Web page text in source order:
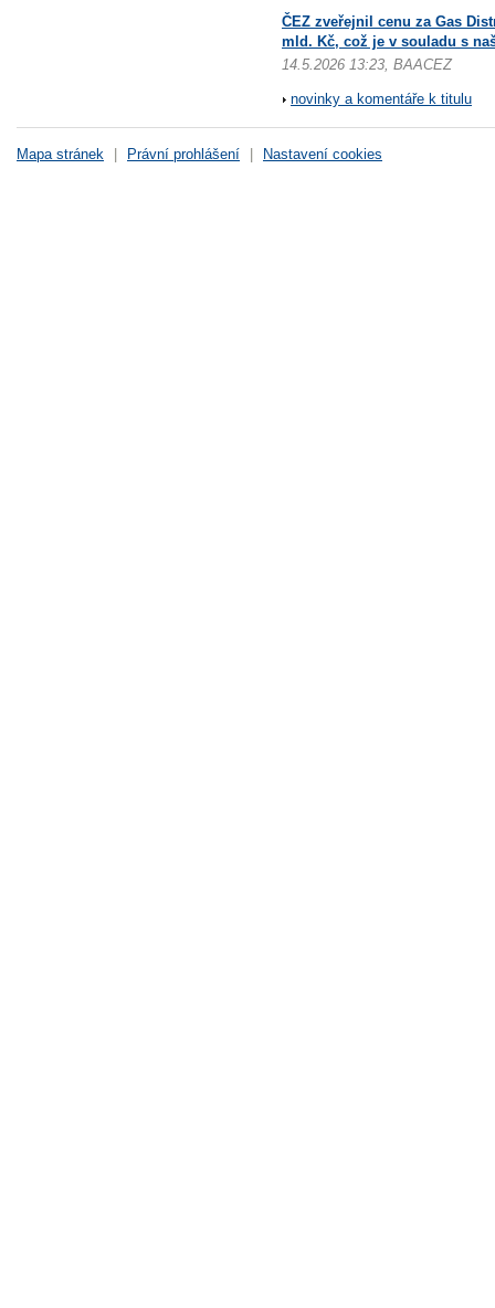
ČEZ zveřejnil cenu za Gas
mld. Kč, což je v souladu s
14.5.2026 13:23, BAACEZ
novinky a komentáře k titulu
Mapa stránek Právní prohlášení Nastavení cookies